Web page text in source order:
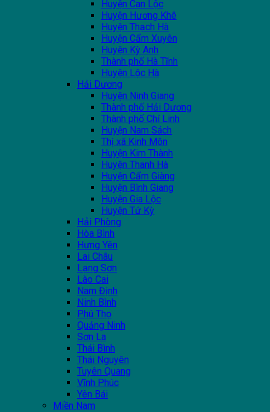
Huyện Can Lộc
Huyện Hương Khê
Huyện Thạch Hà
Huyện Cẩm Xuyên
Huyện Kỳ Anh
Thành phố Hà Tĩnh
Huyện Lộc Hà
Hải Dương
Huyện Ninh Giang
Thành phố Hải Dương
Thành phố Chí Linh
Huyện Nam Sách
Thị xã Kinh Môn
Huyện Kim Thành
Huyện Thanh Hà
Huyện Cẩm Giàng
Huyện Bình Giang
Huyện Gia Lộc
Huyện Tứ Kỳ
Hải Phòng
Hòa Bình
Hưng Yên
Lai Châu
Lạng Sơn
Lào Cai
Nam Định
Ninh Bình
Phú Thọ
Quảng Ninh
Sơn La
Thái Bình
Thái Nguyên
Tuyên Quang
Vĩnh Phúc
Yên Bái
Miền Nam